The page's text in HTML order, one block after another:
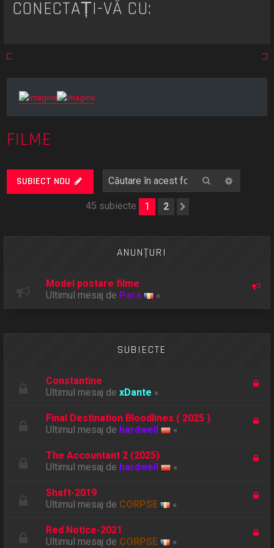
CONECTAȚI-VĂ CU:
FILME
SUBIECT NOU Căutare
45 subiecte 1 2
ANUNŢURI
Model postare filme
Ultimul mesaj de Para «
SUBIECTE
Constantine
Ultimul mesaj dexDante «
Final Destination Bloodlines ( 2025 )
Ultimul mesaj de hardwell «
The Accountant 2 (2025)
Ultimul mesaj de hardwell «
Shaft-2019
Ultimul mesaj de CORPSE «
Red Notice-2021
Ultimul mesaj de CORPSE «